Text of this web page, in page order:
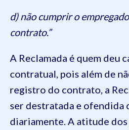
d) não cumprir o
contrato.”
A Reclamada é quem deu
contratual, pois além de
registro do contrato, a
ser destratada e ofendida
diariamente. A atitude